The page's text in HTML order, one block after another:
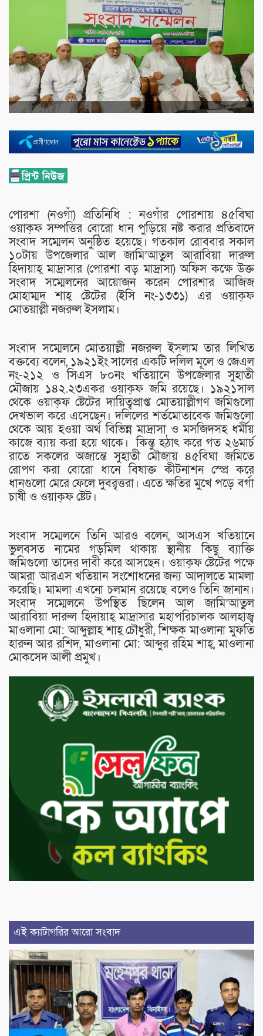
পোরশা (নওগাঁ) প্রতিনিধি : নওগাঁর পোরশায় ৪৫বিঘা
ওয়াক্ফ সম্পত্তির বোরো ধান পুড়িয়ে নষ্ট করার প্রতিবাদে
সংবাদ সম্মেলন অনুষ্ঠিত হয়েছে। গতকাল রোববার সকাল
১০টায় উপজেলার আল জামি’আতুল আরাবিয়া দারুল
হিদায়াহ্ মাদ্রাসার (পোরশা বড় মাদ্রাসা) অফিস কক্ষে উক্ত
সংবাদ সম্মেলনের আয়োজন করেন পোরশার আজিজ
মোহাম্মদ শাহ্ ষ্টেটের (ইসি নং-১৩৩১) এর ওয়াক্ফ
মোতয়াল্লী নজরুল ইসলাম।
সংবাদ সম্মেলনে মোতয়াল্লী নজরুল ইসলাম তার লিখিত
বক্তব্যে বলেন, ১৯২১ইং সালের একটি দলিল মূলে ও জেএল
নং-২১২ ও সিএস ৮০নং খতিয়ানে উপজেলার সুহাতী
মৌজায় ১৪২.২৩একর ওয়াক্ফ জমি রয়েছে। ১৯২১সাল
থেকে ওয়াক্ফ ষ্টেটের দায়িত্বপ্রাপ্ত মোতয়াল্লীগণ জমিগুলো
দেখভাল করে এসেছেন। দলিলের শর্তমোতাবেক জমিগুলো
থেকে আয় হওয়া অর্থ বিভিন্ন মাদ্রাসা ও মসজিদসহ ধর্মীয়
কাজে ব্যায় করা হয়ে থাকে। কিন্তু হঠাৎ করে গত ২৬মার্চ
রাতে সকলের অজান্তে সুহাতী মৌজায় ৪৫বিঘা জমিতে
রোপণ করা বোরো ধানে বিষাক্ত কীটনাশন স্প্রে করে
ধানগুলো মেরে ফেলে দুবর্ৃত্তরা। এতে ক্ষতির মুখে পড়ে বর্গা
চাষী ও ওয়াক্ফ ষ্টেট।
সংবাদ সম্মেলনে তিনি আরও বলেন, আসএস খতিয়ানে
ভুলবসত নামের গড়মিল থাকায় স্থানীয় কিছু ব্যাক্তি
জমিগুলো তাদের দাবী করে আসছেন। ওয়াক্ফ ষ্টেটের পক্ষে
আমরা আরএস খতিয়ান সংশোধনের জন্য আদালতে মামলা
করেছি। মামলা এখনো চলমান রয়েছে বলেও তিনি জানান।
সংবাদ সম্মেলনে উপস্থিত ছিলেন আল জামি’আতুল
আরাবিয়া দারুল হিদায়াহ্ মাদ্রাসার মহাপরিচালক আলহাজ্ব
মাওলানা মো: আব্দুল্লাহ শাহ্ চৌধুরী, শিক্ষক মাওলানা মুফতি
হারুন আর রশিদ, মাওলানা মো: আব্দুর রহিম শাহ্, মাওলানা
মোকসেদ আলী প্রমুখ।
এই ক্যাটাগরির আরো সংবাদ